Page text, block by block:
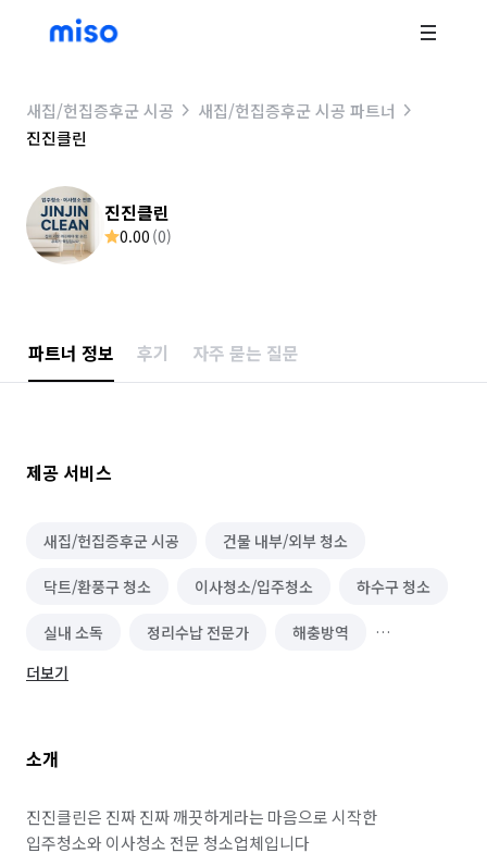
새집/헌집증후군 시공
새집/헌집증후군 시공 파트너
진진클린
진진클린
0.00 (0)
파트너 정보 후기 자주 묻는 질문
제공 서비스
새집/헌집증후군 시공 건물 내부/외부 청소
닥트/환풍구 청소 이사청소/입주청소 하수구 청소
실내 소독 정리수납 전문가 해충방역
곰팡이 제거
더보기
소개
진진클린은 진짜 진짜 깨끗하게라는 마음으로 시작한
입주청소와 이사청소 전문 청소업체입니다